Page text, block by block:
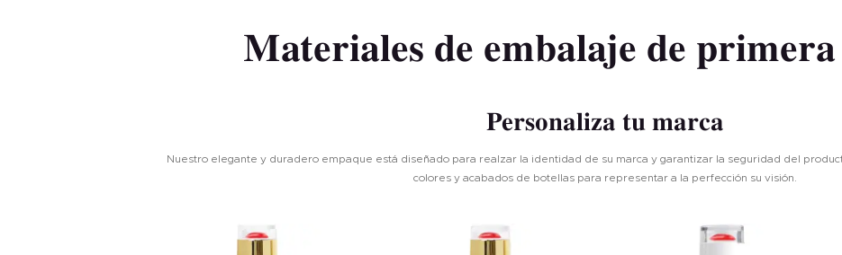
Materiales de embalaje de
Personaliza tu marca
Nuestro elegante y duradero empaque está diseñado para realzar la identidad de su marca y garantizar la seguridad del
colores y acabados de botellas para representar a la perfección su visión.